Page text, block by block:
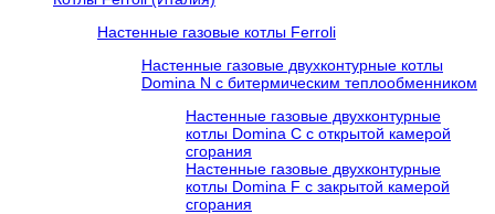
Настенные газовые котлы Ferroli
Настенные газовые двухконтурные котлы
Domina N с битермическим теплообменником
Настенные газовые двухконтурные
котлы Domina C с открытой камерой
сгорания
Настенные газовые двухконтурные
котлы Domina F с закрытой камерой
сгорания